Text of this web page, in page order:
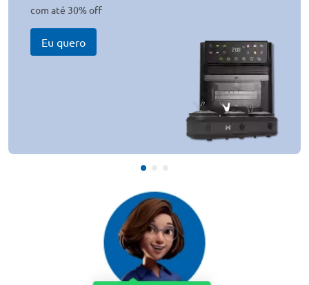
com até 30% off
Eu quero